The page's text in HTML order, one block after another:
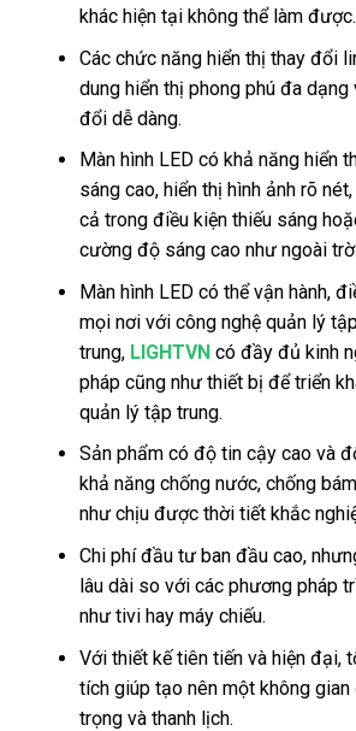
khác hiện tại không thể làm được.
Các chức năng hiển thị thay đổi
dung hiển thị phong phú đa dạng
đổi dễ dàng.
Màn hình LED có khả năng hiển
sáng cao, hiển thị hình ảnh rõ
cả trong điều kiện thiếu sáng
cường độ sáng cao như ngoài
Màn hình LED có thể vận hành,
mọi nơi với công nghệ quản lý
trung, LIGHTVN có đầy đủ kinh
pháp cũng như thiết bị để triển
quản lý tập trung.
Sản phẩm có độ tin cậy cao và
khả năng chống nước, chống
như chịu được thời tiết khắc
Chi phí đầu tư ban đầu cao,
lâu dài so với các phương pháp
như tivi hay máy chiếu.
Với thiết kế tiên tiến và hiện đại,
tích giúp tạo nên một không
trọng và thanh lịch.